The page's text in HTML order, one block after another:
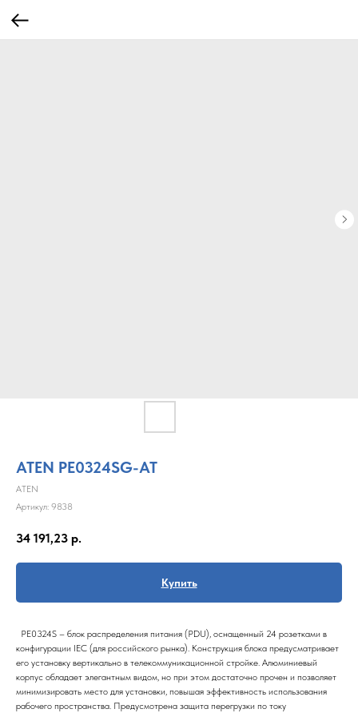
ATEN PE0324SG-AT
ATEN
Артикул: 9838
34 191,23 р.
Купить
PE0324S – блок распределения питания (PDU), оснащенный 24 розетками в
конфигурации IEC (для российского рынка). Конструкция блока предусматривает
его установку вертикально в телекоммуникационной стройке. Алюминиевый
корпус обладает элегантным видом, но при этом достаточно прочен и позволяет
минимизировать место для установки, повышая эффективность использования
рабочего пространства. Предусмотрена защита перегрузки по току